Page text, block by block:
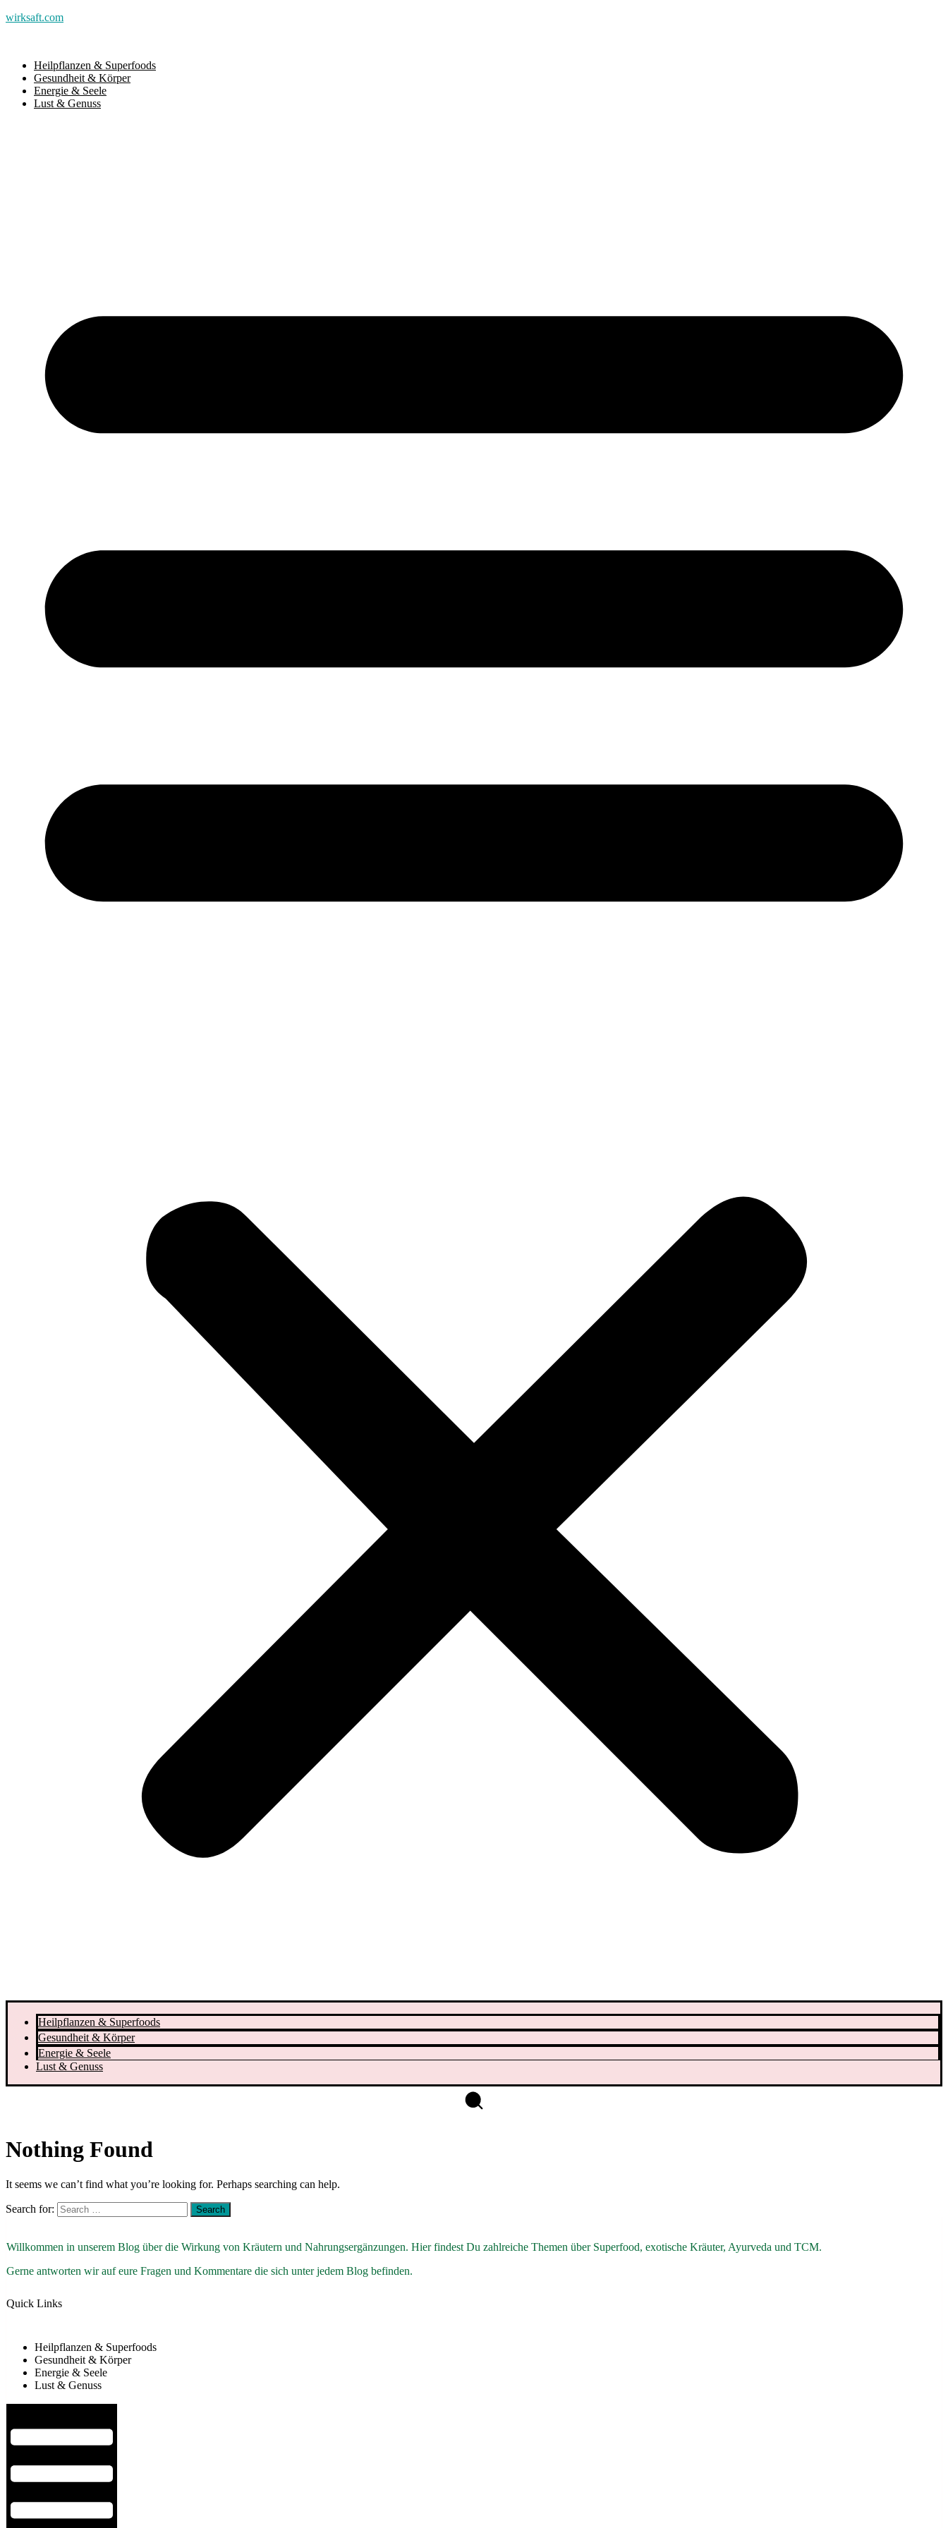
wirksaft.com
Heilpflanzen & Superfoods
Gesundheit & Körper
Energie & Seele
Lust & Genuss
Heilpflanzen & Superfoods
Gesundheit & Körper
Energie & Seele
Lust & Genuss
Nothing Found
It seems we can’t find what you’re looking for. Perhaps searching can help.
Search for:
Willkommen in unserem Blog über die Wirkung von Kräutern und Nahrungsergänzungen. Hier findest Du zahlreiche Themen über Superfood, exotische Kräuter, Ayurveda und TCM.
Gerne antworten wir auf eure Fragen und Kommentare die sich unter jedem Blog befinden.
Quick Links
Heilpflanzen & Superfoods
Gesundheit & Körper
Energie & Seele
Lust & Genuss